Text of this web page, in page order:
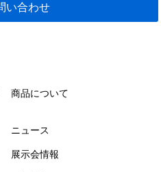
い合わせ
商品について
ニュース
展示会情報